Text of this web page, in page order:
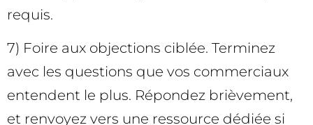
requis.
7) Foire aux objections ciblée. Terminez
avec les questions que vos commerciaux
entendent le plus. Répondez brièvement,
et renvoyez vers une ressource dédiée si